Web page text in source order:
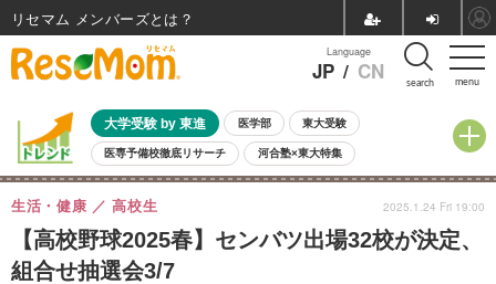
menu
Language
JP / CN search
大学受験 by 東進 医学部 東大受験
医専予備校徹底リサーチ 河合塾×東大特集
親子で考える大学選び 高校受験 中学受験 小学校受験
共通テスト 夏休み
8月開催イベント・WS 全国公立高校 過去問 人気記事
自由研究教材（小学生向け）
【高校野球2025春】センバツ出場32校が決定、
組合せ抽選会3/7
生活・健康 高校生 2025.1.24 Fri 19:00
リセマム メンバーズ